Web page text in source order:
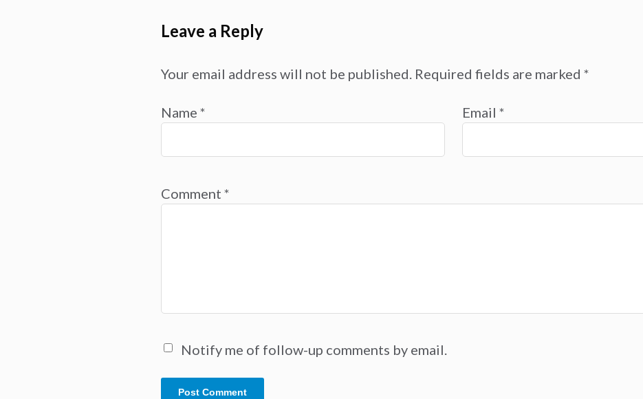
Leave a Reply
Your email address will not be published. Required fields are marked *
Name * Email *
Comment *
Notify me of follow-up comments by email.